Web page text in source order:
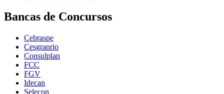
Bancas de Concursos
Cebraspe
Cesgranrio
Consulplan
FCC
FGV
Idecan
Selecon